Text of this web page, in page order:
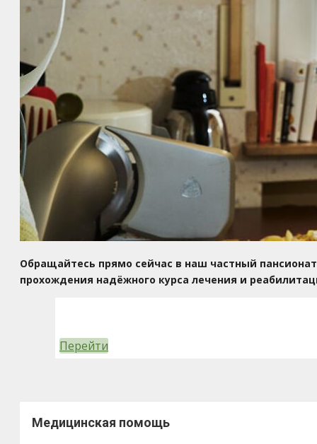
Обращайтесь прямо сейчас в наш частный
прохождения надёжного курса лечения и
Перейти
Медицинская помощь